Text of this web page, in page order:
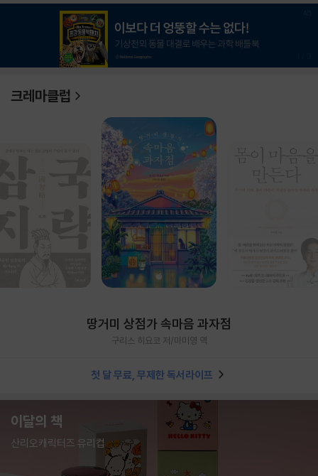
크레마클럽
땅거미 상점가 속마음 과자점
구리스 히요코 저/마미영 역
첫 달 무료, 무제한 독서라이프
이달의 책
산리오캐릭터즈 유리컵